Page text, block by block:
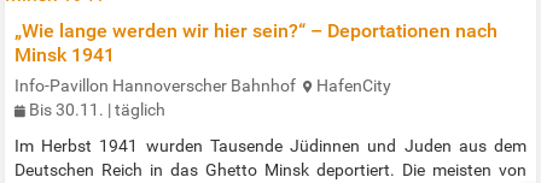
„Wie lange werden wir hier sein?“ – Deportationen nach
Minsk 1941
Info-Pavillon Hannoverscher Bahnhof
HafenCity
Bis 30.11. | täglich
Im Herbst 1941 wurden Tausende Jüdinnen und Juden aus dem
Deutschen Reich in das Ghetto Minsk deportiert. Die meisten von